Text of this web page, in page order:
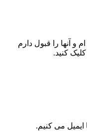
و آنها را قبول دارم
کنید.
ایمیل می کنیم.